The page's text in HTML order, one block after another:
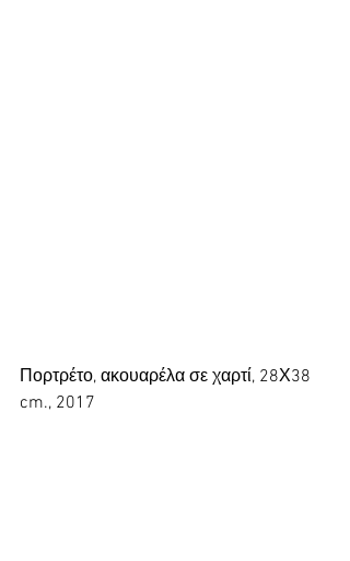
Πορτρέτο, ακουαρέλα σε χαρτί, 28Χ38
cm., 2017